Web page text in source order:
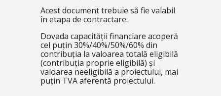
Acest document trebuie să fie valabil
în etapa de contractare.
Dovada capacității financiare acoperă
cel puțin 30%/40%/50%/60% din
contribuția la valoarea totală eligibilă
(contribuția proprie eligibilă) și
valoarea neeligibilă a proiectului, mai
puțin TVA aferentă proiectului.